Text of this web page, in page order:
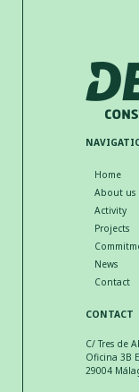
Home
About us
Activity
Projects
News
Contact
CONTACT
C/ Tres de
Oficina 3B
29004